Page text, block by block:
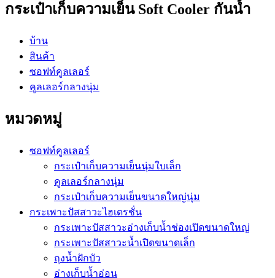
กระเป๋าเก็บความเย็น Soft Cooler กันน้ำ
บ้าน
สินค้า
ซอฟท์คูลเลอร์
คูลเลอร์กลางนุ่ม
หมวดหมู่
ซอฟท์คูลเลอร์
กระเป๋าเก็บความเย็นนุ่มใบเล็ก
คูลเลอร์กลางนุ่ม
กระเป๋าเก็บความเย็นขนาดใหญ่นุ่ม
กระเพาะปัสสาวะไฮเดรชั่น
กระเพาะปัสสาวะอ่างเก็บน้ำช่องเปิดขนาดใหญ่
กระเพาะปัสสาวะน้ำเปิดขนาดเล็ก
ถุงน้ำฝักบัว
อ่างเก็บน้ำอ่อน